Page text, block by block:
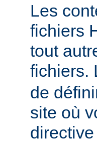
Les
fichiers
tout
fichiers.
de
site où